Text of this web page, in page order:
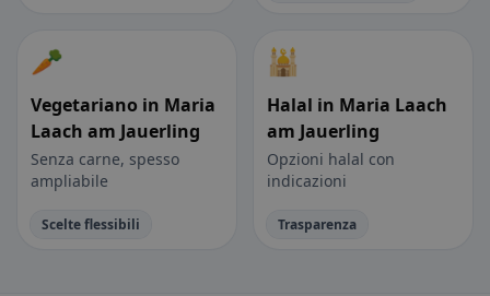
🥕
Vegetariano in Maria
Laach am Jauerling
Senza carne, spesso
ampliabile
Scelte flessibili
🕌
Halal in Maria Laach
am Jauerling
Opzioni halal con
indicazioni
Trasparenza